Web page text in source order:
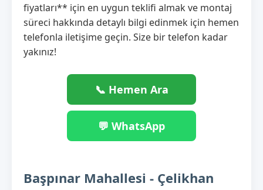
fiyatları** için en uygun teklifi almak ve montaj
süreci hakkında detaylı bilgi edinmek için hemen
telefonla iletişime geçin. Size bir telefon kadar
yakınız!
📞 Hemen Ara
💬 WhatsApp
Başpınar Mahallesi - Çelikhan